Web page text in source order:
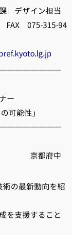
デザイン担当
315-94
ー
能性」
中
の最新動向を紹
を支援すること